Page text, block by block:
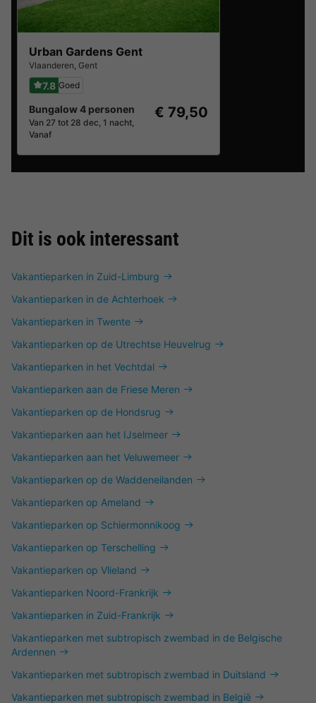
Urban Gardens Gent
Vlaanderen, Gent
7.8 Goed
Bungalow 4 personen
Van 27 tot 28 dec, 1 nacht,
Vanaf
€ 79,50
Dit is ook interessant
Vakantieparken in Zuid-Limburg
Vakantieparken in de Achterhoek
Vakantieparken in Twente
Vakantieparken op de Utrechtse Heuvelrug
Vakantieparken in het Vechtdal
Vakantieparken aan de Friese Meren
Vakantieparken op de Hondsrug
Vakantieparken aan het IJselmeer
Vakantieparken aan het Veluwemeer
Vakantieparken op de Waddeneilanden
Vakantieparken op Ameland
Vakantieparken op Schiermonnikoog
Vakantieparken op Terschelling
Vakantieparken op Vlieland
Vakantieparken Noord-Frankrijk
Vakantieparken in Zuid-Frankrijk
Vakantieparken met subtropisch zwembad in de Belgische
Ardennen
Vakantieparken met subtropisch zwembad in Duitsland
Vakantieparken met subtropisch zwembad in België